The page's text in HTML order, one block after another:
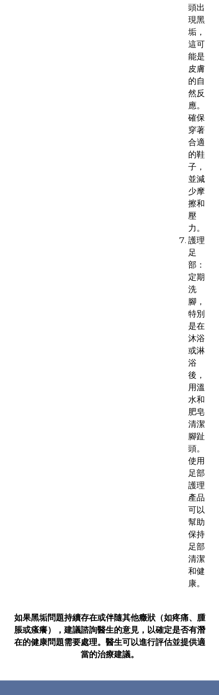
頭出
現黑
垢，
這可
能是
皮膚
的自
然反
應。
確保
穿著
合適
的鞋
子，
並減
少摩
擦和
壓
力。
護理
足
部：
定期
洗
腳，
特別
是在
沐浴
或淋
浴
後，
用溫
水和
肥皂
清潔
腳趾
頭。
使用
足部
護理
產品
可以
幫助
保持
足部
清潔
和健
康。
如果黑垢問題持續存在或伴隨其他癥狀（如疼痛、腫
脹或瘙癢），建議諮詢醫生的意見，以確定是否有潛
在的健康問題需要處理。醫生可以進行評估並提供適
當的治療建議。